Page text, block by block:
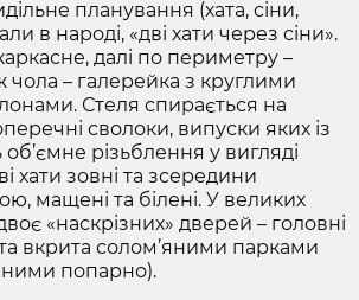
планування (хата, сіни,
в народі, «дві хати через сіни».
далі по периметру –
чола – галерейка з круглими
Стеля спирається на
сволоки, випуски яких із
різьблення у вигляді
хати зовні та зсередини
мащені та білені. У великих
«наскрізних» дверей – головні
вкрита солом’яними парками
попарно).